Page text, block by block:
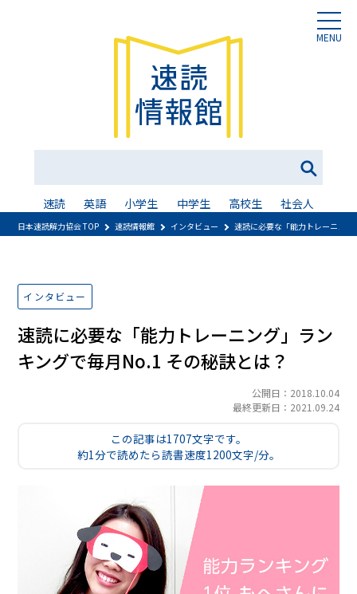
MENU
速読 英語 小学生 中学生 高校生 社会人
日本速読解力協会 TOP 速読情報館 インタビュー 速読に必要な「能力トレーニン
インタビュー
速読に必要な「能力トレーニング」ラン
キングで毎月No.1 その秘訣とは？
公開日：2018.10.04
最終更新日：2021.09.24
この記事は1707文字です。
約1分で読めたら読書速度1200文字/分。